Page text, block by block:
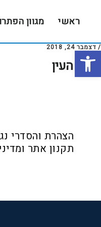
פתח סרגל נגישות
footerראשי מגוון
/ דצמבר 24, 2018
עולם העין
Footer
הצהרת והסדרי
תקנון אתר